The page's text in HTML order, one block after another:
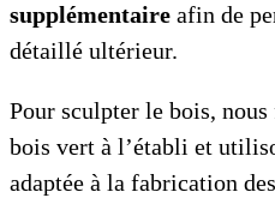
supplémentaire afin de
détaillé ultérieur.
Pour sculpter le bois,
bois vert à l’établi et
adaptée à la fabrication